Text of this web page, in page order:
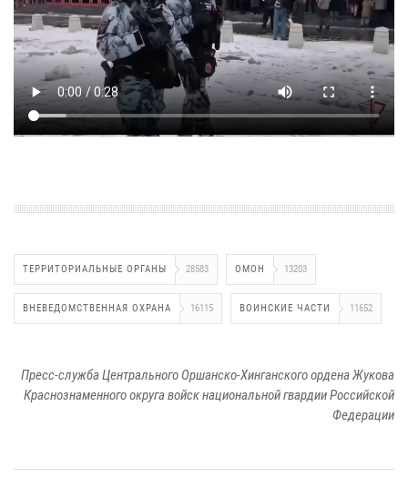
ТЕРРИТОРИАЛЬНЫЕ ОРГАНЫ 28583 ОМОН 13203
ВНЕВЕДОМСТВЕННАЯ ОХРАНА 16115 ВОИНСКИЕ ЧАСТИ 11652
Пресс-служба Центрального Оршанско-Хинганского ордена Жукова
Краснознаменного округа войск национальной гвардии Российской
Федерации